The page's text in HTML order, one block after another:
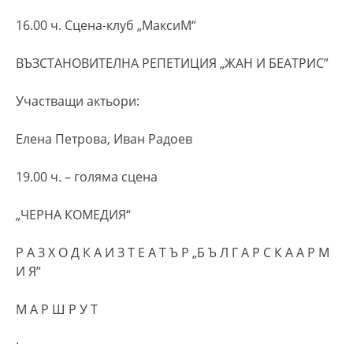
16.00 ч. Сцена-клуб „МаксиМ“
ВЪЗСТАНОВИТЕЛНА РЕПЕТИЦИЯ „ЖАН И БЕАТРИС”
Участващи актьори:
Елена Петрова, Иван Радоев
19.00 ч. – голяма сцена
„ЧЕРНА КОМЕДИЯ“
Р А З Х О Д К А И З Т Е А Т Ъ Р „Б Ъ Л Г А Р С К А А Р М
И Я”
М А Р Ш Р У Т